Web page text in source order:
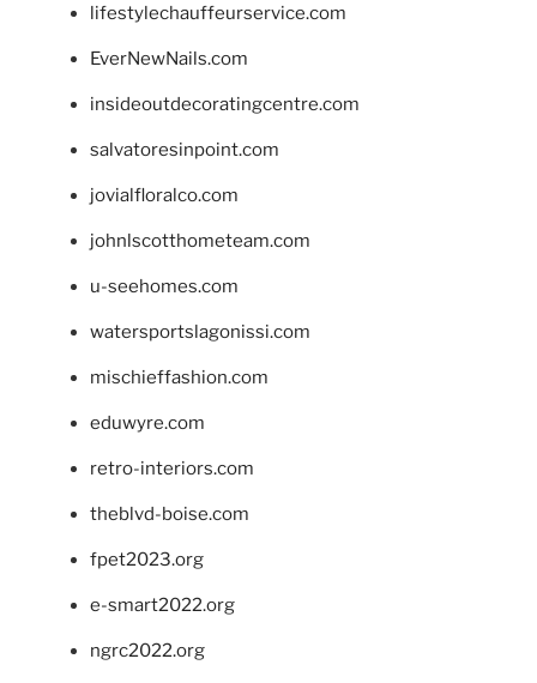
lifestylechauffeurservice.com
EverNewNails.com
insideoutdecoratingcentre.com
salvatoresinpoint.com
jovialfloralco.com
johnlscotthometeam.com
u-seehomes.com
watersportslagonissi.com
mischieffashion.com
eduwyre.com
retro-interiors.com
theblvd-boise.com
fpet2023.org
e-smart2022.org
ngrc2022.org